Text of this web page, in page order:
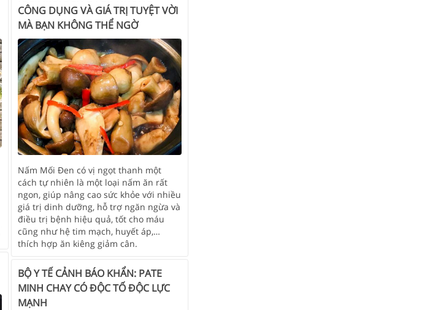
CÔNG DỤNG VÀ GIÁ TRỊ TUYỆT VỜI
MÀ BẠN KHÔNG THỂ NGỜ
Nấm Mối Đen có vị ngọt thanh một
cách tự nhiên là một loại nấm ăn rất
ngon, giúp nâng cao sức khỏe với nhiều
giá trị dinh dưỡng, hỗ trợ ngăn ngừa và
điều trị bệnh hiệu quả, tốt cho máu
cũng như hệ tim mạch, huyết áp,…
thích hợp ăn kiêng giảm cân.
BỘ Y TẾ CẢNH BÁO KHẨN: PATE
MINH CHAY CÓ ĐỘC TỐ ĐỘC LỰC
MẠNH